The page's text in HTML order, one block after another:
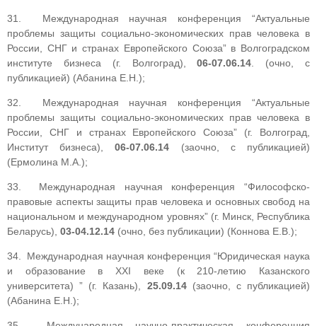
31. Международная научная конференция “Актуальные
проблемы защиты социально-экономических прав человека в
России, СНГ и странах Европейского Союза” в Волгоградском
институте бизнеса (г. Волгоград),06-07.06.14 . (очно, с
публикацией) (Абанина Е.Н.);
32. Международная научная конференция “Актуальные
проблемы защиты социально-экономических прав человека в
России, СНГ и странах Европейского Союза” (г. Волгоград,
Институт бизнеса),06-07.06.14 (заочно, с публикацией)
(Ермолина М.А.);
33. Международная научная конференция “Философско-
правовые аспекты защиты прав человека и основных свобод на
национальном и международном уровнях” (г. Минск, Республика
Беларусь), 03-04.12.14 (очно, без публикации) (Коннова Е.В.);
34. Международная научная конференция “Юридическая наука
и образование в XXI веке (к 210-летию Казанского
университета) ” (г. Казань), 25.09.14(заочно, с публикацией)
(Абанина Е.Н.);